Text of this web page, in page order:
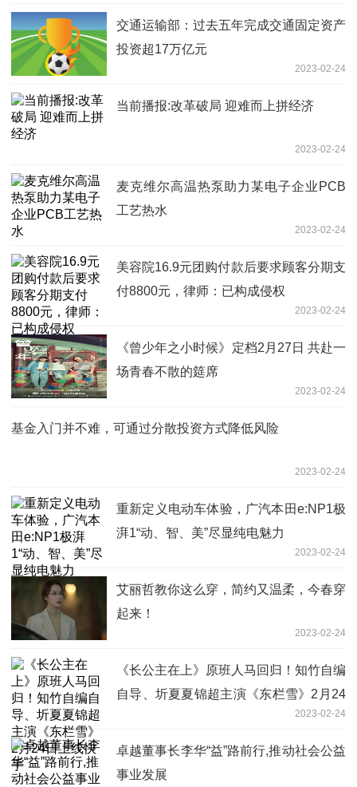
交通运输部：过去五年完成交通固定资产
投资超17万亿元
2023-02-24
当前播报:改革破局 迎难而上拼经济
2023-02-24
麦克维尔高温热泵助力某电子企业PCB
工艺热水
2023-02-24
美容院16.9元团购付款后要求顾客分期支
付8800元，律师：已构成侵权
2023-02-24
《曾少年之小时候》定档2月27日 共赴一
场青春不散的筵席
2023-02-24
基金入门并不难，可通过分散投资方式降低风险
2023-02-24
重新定义电动车体验，广汽本田e:NP1极
湃1“动、智、美”尽显纯电魅力
2023-02-24
艾丽哲教你这么穿，简约又温柔，今春穿
起来！
2023-02-24
《长公主在上》原班人马回归！知竹自编
自导、圻夏夏锦超主演《东栏雪》2月24
2023-02-24
卓越董事长李华“益”路前行,推动社会公益
事业发展